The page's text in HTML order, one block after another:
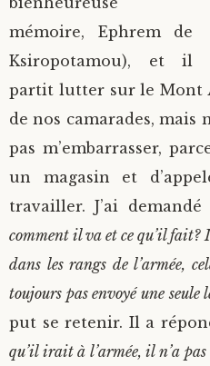
mémoire, Ephrem de
Ksiropotamou), et il
partit lutter sur le Mont
de nos camarades, mais
pas m’embarrasser,
un magasin et
travailler. J’ai
comment il va et ce qu’il
dans les rangs de l’armée,
toujours pas envoyé une seule
put se retenir. Il a
qu’il irait à l’armée, il n’a